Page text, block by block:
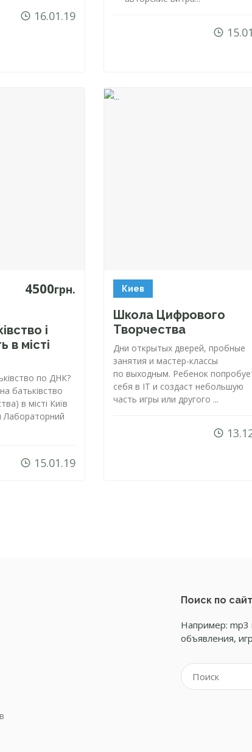
16.01.19
4500грн.
і
в місті
по ДНК?
батьківство
в місті Київ
Лабораторний
15.01.19
Киев
Школа Цифрового
Творчества
Дни открытых дверей, пробные
занятия имастер-классы
по выходным. Ребенок
себя в IT и создаст небольшую
часть игры или другого ...
Поиск по
Например: mp3
объявления,